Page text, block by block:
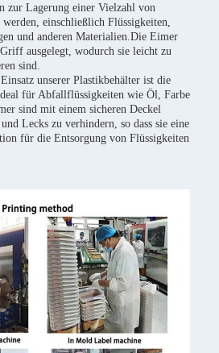
zur Lagerung einer Vielzahl von
werden, einschließlich Flüssigkeiten,
und anderen Materialien.Die Eimer
ausgelegt, wodurch sie leicht zu
sind.
unserer Plastikbehälter ist die
für Abfallflüssigkeiten wie Öl, Farbe
sind mit einem sicheren Deckel
Lecks zu verhindern, so dass sie eine
für die Entsorgung von Flüssigkeiten